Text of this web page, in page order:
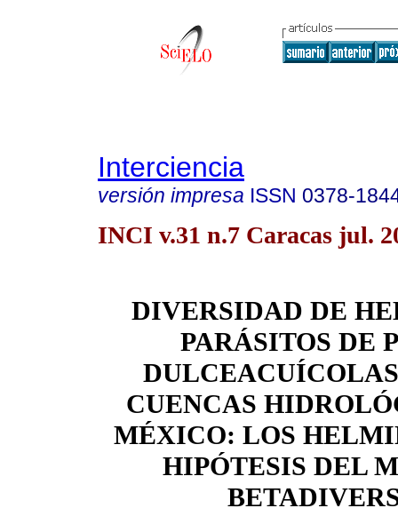
Interciencia
versión impresa ISSN 0378-
INCI v.31 n.7 Caracas jul.
DIVERSIDAD DE
PARÁSITOS DE
CUENCAS
MÉXICO: LOS
HIPÓTESIS DEL